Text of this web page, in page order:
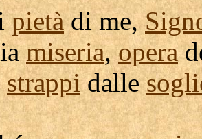
pietàdi me,
miseria,opera
strappidalle